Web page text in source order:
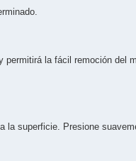
permitirá la fácil remoción del
la superficie. Presione